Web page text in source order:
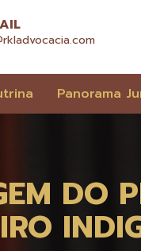
Panorama
DO